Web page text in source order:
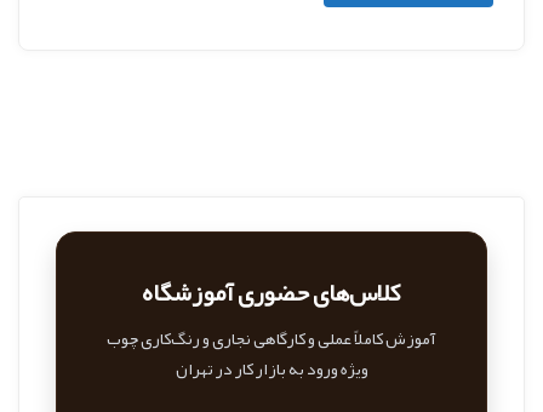
کلاس‌های حضوری آموزشگاه
آموزش کاملاً عملی و کارگاهی نجاری و رنگ‌کاری چوب
ویژه ورود به بازار کار در تهران